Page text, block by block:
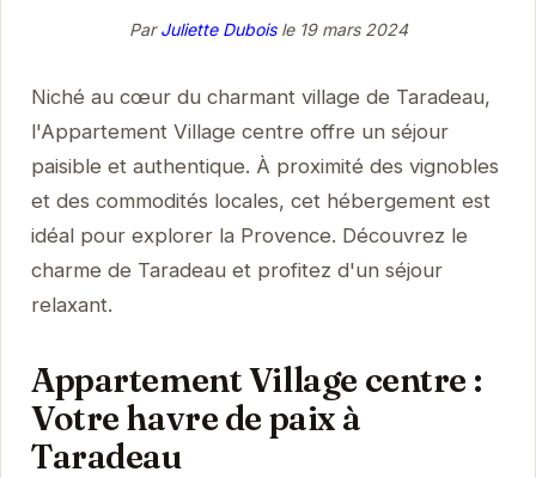
ParJuliette Duboisle 19 mars 2024
Niché au cœur du charmant village de Taradeau,
l'Appartement Village centre offre un séjour
paisible et authentique. À proximité des vignobles
et des commodités locales, cet hébergement est
idéal pour explorer la Provence. Découvrez le
charme de Taradeau et profitez d'un séjour
relaxant.
Appartement Village centre :
Votre havre de paix à
Taradeau